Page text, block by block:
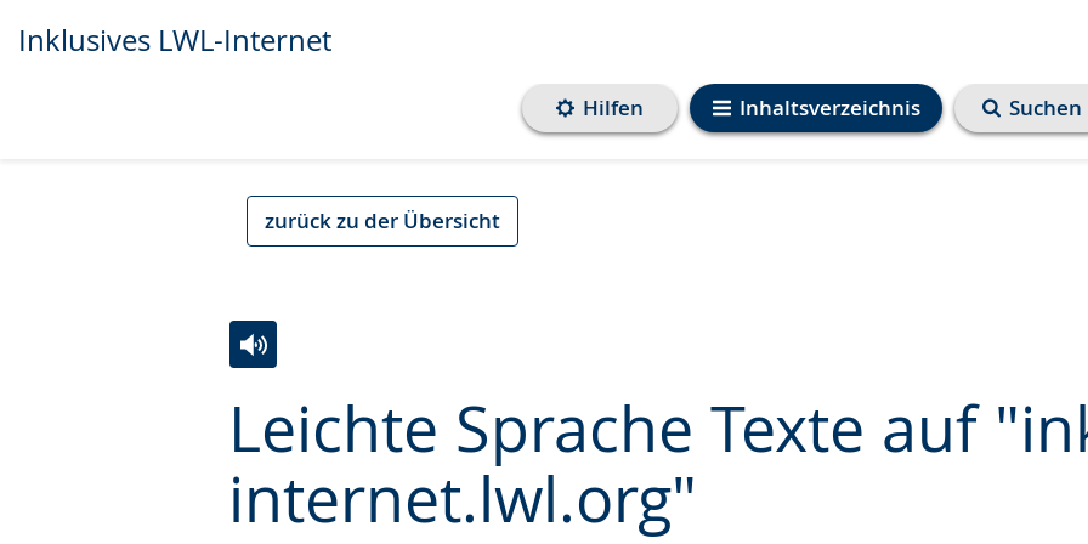
Inklusives LWL-Internet
Inhaltsverzeichnis
Hilfen Suchen
zurück zu der Übersicht
Leichte Sprache Texte auf
internet.lwl.org"
Leichten
Sprache
wechseln.
Audio-
Unterstützung.
Video
in
Deutscher
Gebärdensprache